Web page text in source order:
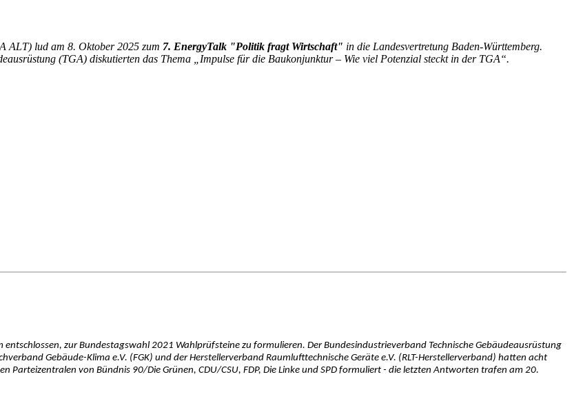
ALT) lud am 8. Oktober 2025 zum 7. EnergyTalk "Politik fragt Wirtschaft" in die Landesvertretung Baden-Württemberg.
(TGA) diskutierten das Thema „Impulse für die Baukonjunktur – Wie viel Potenzial steckt in der TGA“.
zur Bundestagswahl 2021 Wahlprüfsteine zu formulieren. Der Bundesindustrieverband Technische Gebäudeausrüstung
Gebäude-Klima e.V. (FGK) und der Herstellerverband Raumlufttechnische Geräte e.V. (RLT-Herstellerverband) hatten acht
von Bündnis 90/Die Grünen, CDU/CSU, FDP, Die Linke und SPD formuliert - die letzten Antworten trafen am 20.